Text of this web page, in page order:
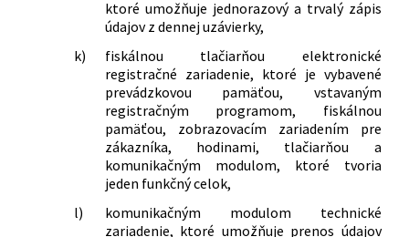
poriadok) a o zmene a doplnení
niektorých zákonov v znení neskorších
predpisov a ktorým sa menia a
dopĺňajú niektoré zákony
198/2020 Z. z.
Zákon, ktorým sa menia a dopĺňajú
niektoré zákony v súvislosti so
zlepšovaním podnikateľského
prostredia zasiahnutým opatreniami
na zamedzenie šírenia nebezpečnej
492/2021 Z. z.
Nález Ústavného súdu Slovenskej
ktoré umožňuje jednorazový a trvalý zápis
údajov z dennej uzávierky,
k)
fiskálnou tlačiarňou elektronické
registračné zariadenie, ktoré je vybavené
prevádzkovou pamäťou, vstavaným
registračným programom, fiskálnou
pamäťou, zobrazovacím zariadením pre
zákazníka, hodinami, tlačiarňou a
komunikačným modulom, ktoré tvoria
jeden funkčný celok,
l)
komunikačným modulom technické
zariadenie, ktoré umožňuje prenos údajov